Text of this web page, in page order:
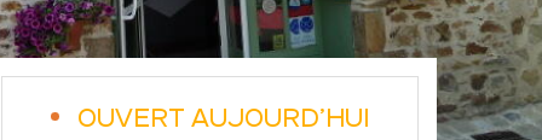
OUVERT AUJOURD'HUI